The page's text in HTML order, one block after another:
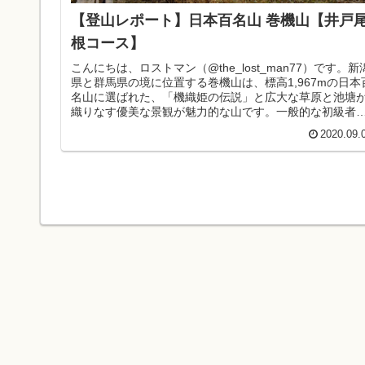
【登山レポート】日本百名山 巻機山【井戸
根コース】
こんにちは、ロストマン（@the_lost_man77）です。新
県と群馬県の境に位置する巻機山は、標高1,967mの日本
名山に選ばれた、「機織姫の伝説」と広大な草原と池塘
織りなす優美な景観が魅力的な山です。一般的な初級者向